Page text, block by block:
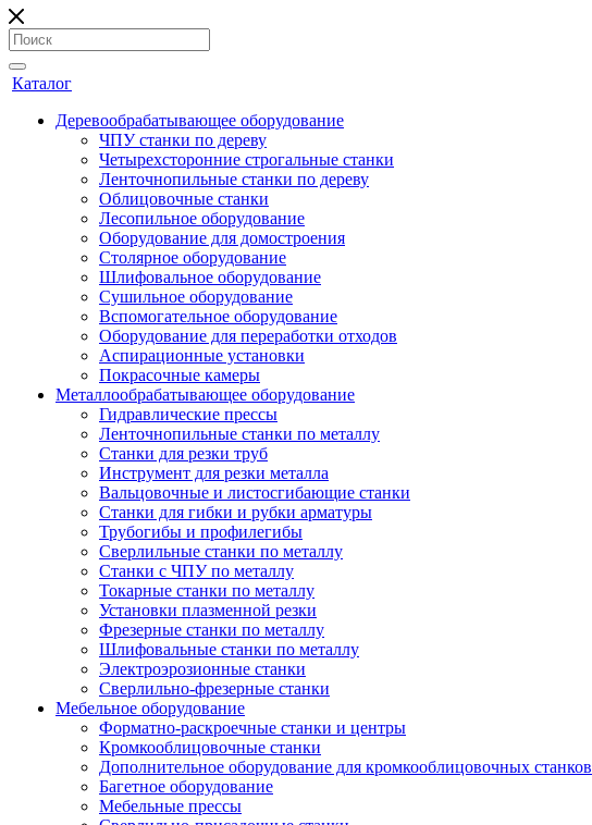
Каталог
Деревообрабатывающее оборудование
ЧПУ станки по дереву
Четырехсторонние строгальные станки
Ленточнопильные станки по дереву
Облицовочные станки
Лесопильное оборудование
Оборудование для домостроения
Столярное оборудование
Шлифовальное оборудование
Сушильное оборудование
Вспомогательное оборудование
Оборудование для переработки отходов
Аспирационные установки
Покрасочные камеры
Металлообрабатывающее оборудование
Гидравлические прессы
Ленточнопильные станки по металлу
Станки для резки труб
Инструмент для резки металла
Вальцовочные и листосгибающие станки
Станки для гибки и рубки арматуры
Трубогибы и профилегибы
Сверлильные станки по металлу
Станки с ЧПУ по металлу
Токарные станки по металлу
Установки плазменной резки
Фрезерные станки по металлу
Шлифовальные станки по металлу
Электроэрозионные станки
Сверлильно-фрезерные станки
Мебельное оборудование
Форматно-раскроечные станки и центры
Кромкооблицовочные станки
Дополнительное оборудование для кромкооблицовочных станков
Багетное оборудование
Мебельные прессы